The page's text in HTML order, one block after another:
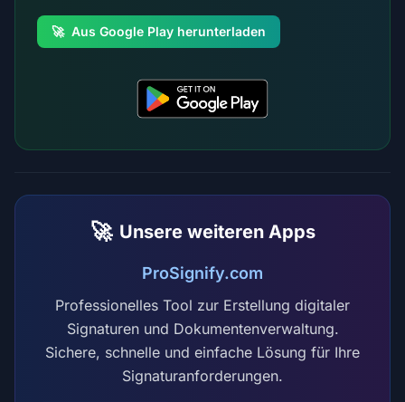
🚀 Aus Google Play herunterladen
🚀 Unsere weiteren Apps
ProSignify.com
Professionelles Tool zur Erstellung digitaler
Signaturen und Dokumentenverwaltung.
Sichere, schnelle und einfache Lösung für Ihre
Signaturanforderungen.